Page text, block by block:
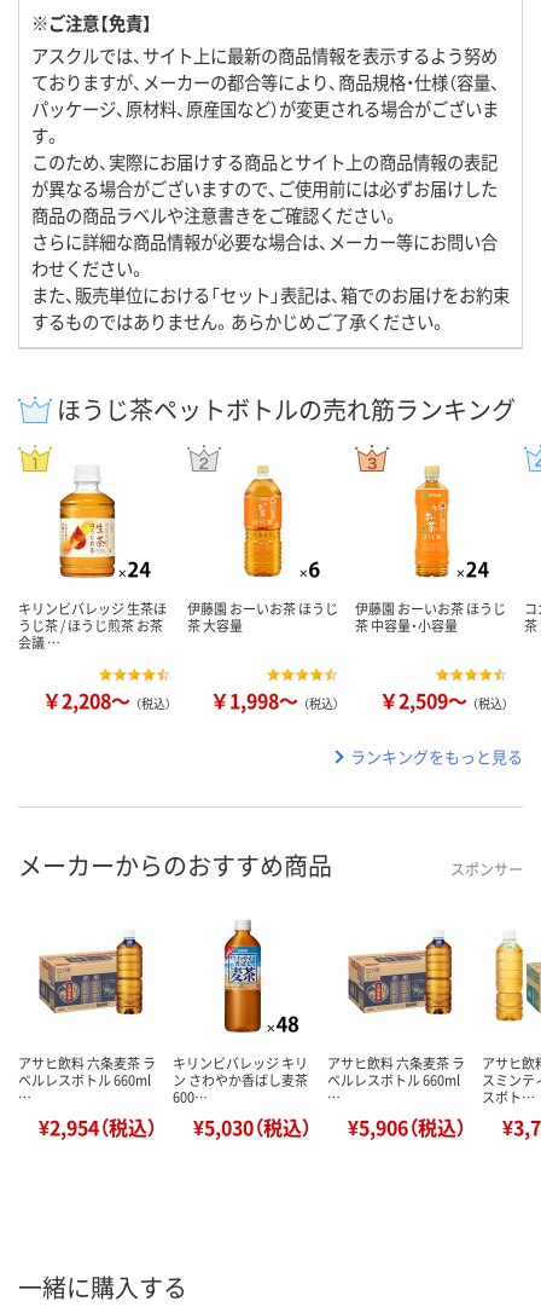
※ご注意【免責】
アスクルでは、サイト上に最新の商品情報を表示するよう努め
ておりますが、メーカーの都合等により、商品規格・仕様（容量、
パッケージ、原材料、原産国など）が変更される場合がございま
す。
このため、実際にお届けする商品とサイト上の商品情報の表記
が異なる場合がございますので、ご使用前には必ずお届けした
商品の商品ラベルや注意書きをご確認ください。
さらに詳細な商品情報が必要な場合は、メーカー等にお問い合
わせください。
また、販売単位における「セット」表記は、箱でのお届けをお約束
するものではありません。あらかじめご了承ください。
ほうじ茶ペットボトルの売れ筋ランキング
キリンビバレッジ 生茶ほ
うじ茶 / ほうじ煎茶 お茶
会議 …
￥2,208～ （税込）
伊藤園 おーいお茶 ほうじ
茶 大容量
￥1,998～ （税込）
伊藤園 おーいお茶 ほうじ
茶 中容量・小容量
￥2,509～ （税込）
コ
茶
ランキングをもっと見る
メーカーからのおすすめ商品 スポンサー
アサヒ飲料 六条麦茶 ラ
ベルレスボトル 660ml
…
¥2,954（税込）
キリンビバレッジ キリ
ン さわやか香ばし麦茶
600…
¥5,030（税込）
アサヒ飲料 六条麦茶 ラ
ベルレスボトル 660ml
…
¥5,906（税込）
アサヒ飲
スミンテ
スボト…
一緒に購入する